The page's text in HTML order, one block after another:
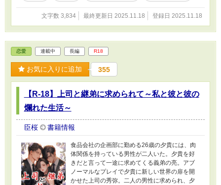
文字数 3,834 最終更新日 2025.11.18 登録日 2025.11.18
恋愛 連載中 長編 R18
お気に入りに追加 355
【R-18】上司と継弟に求められて～私と彼と彼の
爛れた生活～
臣桜 書籍情報
食品会社の企画部に勤める26歳の夕貴には、肉
体関係を持っている男性が二人いた。夕貴を好
きだと言って一途に求めてくる義弟の亮。アブ
ノーマルなプレイで夕貴に新しい世界の扉を開
かせた上司の秀弥。二人の男性に求められ、夕